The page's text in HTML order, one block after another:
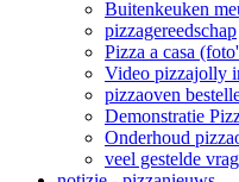
Buitenkeuken
pizzagereedschap
Pizza a casa
Video pizzajolly
pizzaoven
Demonstratie
Onderhoud
veel gestelde